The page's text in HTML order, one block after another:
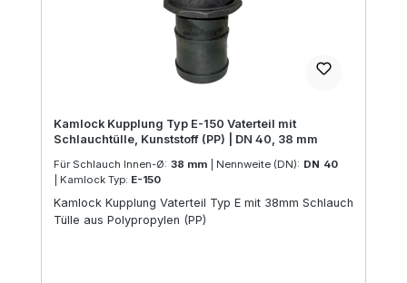
Kamlock Kupplung Typ E-150 Vaterteil mit
Schlauchtülle, Kunststoff (PP) | DN 40, 38 mm
Für Schlauch Innen-Ø: 38 mm Nennweite (DN): DN 40
Kamlock Typ: E-150
Kamlock Kupplung Vaterteil Typ E mit 38mm Schlauch
Tülle aus Polypropylen (PP)